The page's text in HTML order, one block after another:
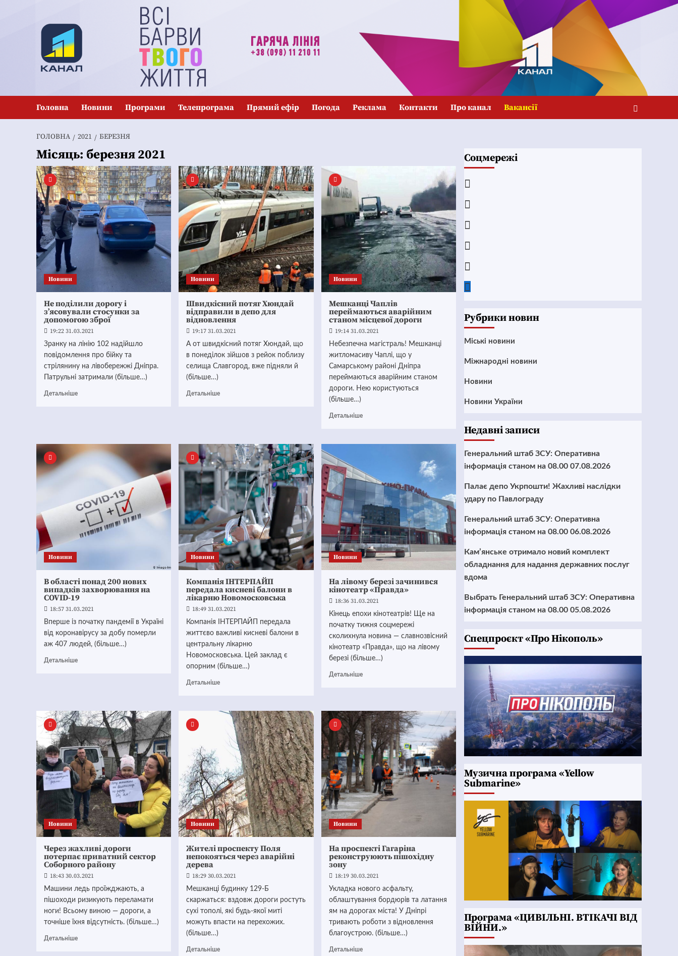
Головна Новини Програми Телепрограма Прямий ефір Погода Реклама Контакти Про канал Вакансії
ГОЛОВНА 2021 БЕРЕЗНЯ
Місяць: березня 2021
Новини
Не поділили дорогу і
з’ясовували стосунки за
допомогою зброї
19:22 31.03.2021
Зранку на лінію 102 надійшло
повідомлення про бійку та
стрілянину на лівобережжі Дніпра.
Патрульні затримали (більше…)
Детальніше
Новини
Швидкісний потяг Хюндай
відправили в депо для
відновлення
19:17 31.03.2021
А от швидкісний потяг Хюндай, що
в понеділок зійшов з рейок поблизу
селища Славгород, вже підняли й
(більше…)
Детальніше
Новини
Мешканці Чаплів
переймаються аварійним
станом місцевої дороги
19:14 31.03.2021
Небезпечна магістраль! Мешканці
житломасиву Чаплі, що у
Самарському районі Дніпра
переймаються аварійним станом
дороги. Нею користуються
(більше…)
Детальніше
Новини
В області понад 200 нових
випадків захворювання на
COVID-19
18:57 31.03.2021
Вперше із початку пандемії в Україні
від коронавірусу за добу померли
аж 407 людей, (більше…)
Детальніше
Новини
Компанія ІНТЕРПАЙП
передала кисневі балони в
лікарню Новомосковська
18:49 31.03.2021
Компанія ІНТЕРПАЙП передала
життєво важливі кисневі балони в
центральну лікарню
Новомосковська. Цей заклад є
опорним (більше…)
Детальніше
Новини
На лівому березі зачинився
кінотеатр «Правда»
18:36 31.03.2021
Кінець епохи кінотеатрів! Ще на
початку тижня соцмережі
сколихнула новина — славнозвісний
кінотеатр «Правда», що на лівому
березі (більше…)
Детальніше
Новини
Через жахливі дороги
потерпає приватний сектор
Соборного району
18:43 30.03.2021
Машини ледь проїжджають, а
пішоходи ризикують переламати
ноги! Всьому виною — дороги, а
точніше їхня відсутність. (більше…)
Детальніше
Новини
Жителі проспекту Поля
непокояться через аварійні
дерева
18:29 30.03.2021
Мешканці будинку 129-Б
скаржаться: вздовж дороги ростуть
сухі тополі, які будь-якої миті
можуть впасти на перехожих.
(більше…)
Детальніше
Новини
На проспекті Гагаріна
реконструюють пішохідну
зону
18:19 30.03.2021
Укладка нового асфальту,
облаштування бордюрів та латання
ям на дорогах міста! У Дніпрі
тривають роботи з відновлення
благоустрою. (більше…)
Детальніше
Соцмережі
Рубрики новин
Mіські новини
Міжнародні новини
Новини
Новини України
Недавні записи
Генеральний штаб ЗСУ: Оперативна
інформація станом на 08.00 07.08.2026
Палає депо Укрпошти! Жахливі наслідки
удару по Павлограду
Генеральний штаб ЗСУ: Оперативна
інформація станом на 08.00 06.08.2026
Кам’янське отримало новий комплект
обладнання для надання державних послуг
вдома
Выбрать Генеральний штаб ЗСУ: Оперативна
інформація станом на 08.00 05.08.2026
Cпецпроєкт «Про Нікополь»
Музична програма «Yellow
Submarine»
Програма «ЦИВІЛЬНІ. ВТІКАЧІ ВІД
ВІЙНИ.»